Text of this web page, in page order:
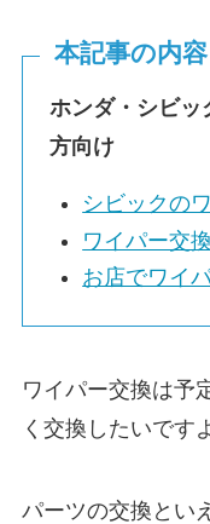
本記事の内容
ホンダ・シビッ
方向け
シビックの
ワイパー交
お店でワイ
ワイパー交換は予
く交換したいです
パーツの交換とい